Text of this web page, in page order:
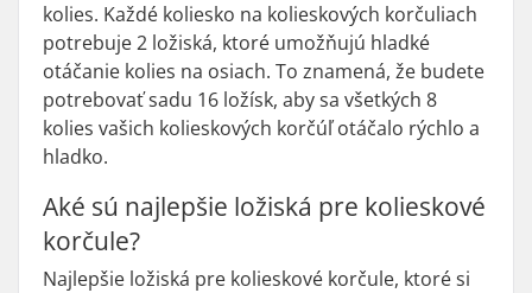
kolies. Každé koliesko na kolieskových korčuliach
potrebuje 2 ložiská, ktoré umožňujú hladké
otáčanie kolies na osiach. To znamená, že budete
potrebovať sadu 16 ložísk, aby sa všetkých 8
kolies vašich kolieskových korčúľ otáčalo rýchlo a
hladko.
Aké sú najlepšie ložiská pre kolieskové
korčule?
Najlepšie ložiská pre kolieskové korčule, ktoré si